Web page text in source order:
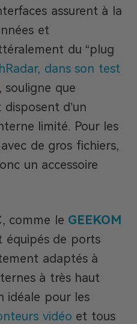
assurent à la
et
du “plug
dans son test
, souligne que
disposent d’un
limité. Pour les
de gros fichiers,
un accessoire
comme le GEEKOM
équipés de ports
adaptés à
à très haut
idéale pour les
vidéo et tous